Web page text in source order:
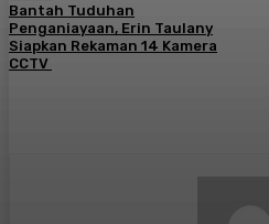
Bantah Tuduhan
Penganiayaan, Erin Taulany
Siapkan Rekaman 14 Kamera
CCTV